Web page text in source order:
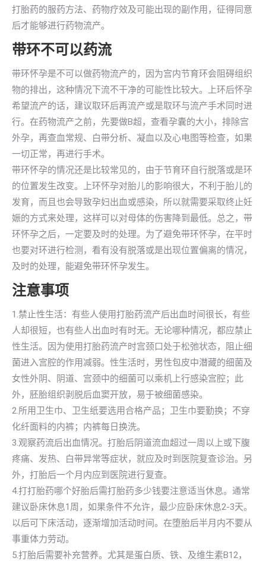
打胎药的服药方法、药物疗效及可能出现的副作用，征得同意
后才能够进行药物流产。
带环不可以药流
带环怀孕是不可以做药物流产的，因为宫内节育环会阻碍组织
物的排出，这种情况下流不干净的可能性比较大。上环后怀孕
希望流产的话，建议取环后再流产或是取环与流产手术同时进
行。在药物流产之前，先要做B超，查看孕囊的大小，排除宫
外孕，再查血常规、白带分析、凝血以及心电图等检查，如果
一切正常，再进行手术。
带环怀孕的情况还是比较常见的，由于节育环自行脱落或是环
的位置发生改变。上环怀孕对胎儿的影响很大，不利于胎儿的
发育，而且也会导致孕妇出血或感染，所以就需要采取终止妊
娠的方式来处理，这样可以对母体的伤害降到最低。总之，带
环怀孕之后，一定要及时的处理。为了避免带环怀孕，在平时
也要对环进行检测，看有没有脱落或是出现位置偏离的情况，
及时的处理，能避免带环怀孕发生。
注意事项
1.禁止性生活：有些人使用打胎药流产后出血时间很长，有些
人却很短，也有些人出血时有时无。无论哪种情况，都应禁止
性生活。因为使用打胎药流产时宫颈口处于松弛状态，阻止细
菌进入宫腔的作用减弱。性生活时，男性包皮中潜藏的细菌及
女性外阴、阴道、宫颈中的细菌可以乘机上行感染宫腔；此
外，胚胎组织剥脱后血窦开放，易于被细菌感染。
2.所用卫生巾、卫生纸要选用合格产品；卫生巾要勤换；不穿
化纤面料的内裤；内裤每日换洗。
3.观察药流后出血情况。打胎后阴道流血超过一周以上或下腹
疼痛、发热、白带异常等症状，就应及时到医院复查诊治。另
外，打胎后一个月内应到医院进行复查。
4.打打胎药哪个好胎后需打胎药多少钱要注意适当休息。通常
建议卧床休息1周，如果条件不允许，最少应卧床休息2-3天。
以后可下床活动，逐渐增加活动时间。在堕胎后半月内不要从
事重体力劳动。
5.打胎后需要补充营养。尤其是蛋白质、铁、及维生素B12，